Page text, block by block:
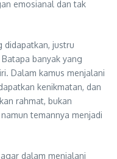
emosianal dan tak
didapatkan, justru
banyak yang
Dalam kamus menjalani
kenikmatan, dan
rahmat, bukan
temannya menjadi
dalam menjalani